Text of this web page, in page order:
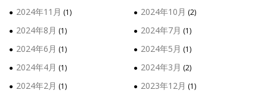
2024年11月 (1) 2024年10月 (2)
2024年8月 (1) 2024年7月 (1)
2024年6月 (1) 2024年5月 (1)
2024年4月 (1) 2024年3月 (2)
2024年2月 (1) 2023年12月 (1)